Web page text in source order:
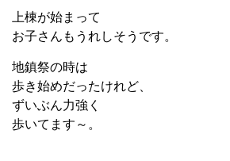
上棟が始まって
お子さんもうれしそうです。
地鎮祭の時は
歩き始めだったけれど、
ずいぶん力強く
歩いてます～。